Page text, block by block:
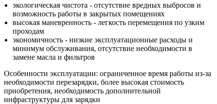
экологическая чистота - отсутствие вредных выбросов и
возможность работы в закрытых помещениях
высокая маневренность - легкость перемещения по узким
проходам
экономичность - низкие эксплуатационные расходы и
минимум обслуживания, отсутствие необходимости в
замене масла и фильтров
Особенности эксплуатации: ограниченное время работы из-за
необходимости перезарядки, более высокая стоимость
приобретения, необходимость дополнительной
инфраструктуры для зарядки